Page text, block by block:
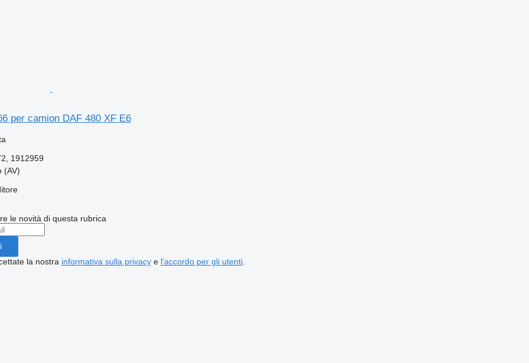
per camion DAF 480 XF E6
1912959
(AV)
le novità di questa rubrica
la nostra informativa sulla privacye l'accordo per gli utenti.